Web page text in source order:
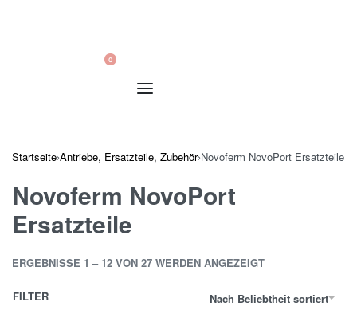
0
Startseite›Antriebe, Ersatzteile, Zubehör›Novoferm NovoPort Ersatzteile
Novoferm NovoPort
Ersatzteile
ERGEBNISSE 1 – 12 VON 27 WERDEN ANGEZEIGT
Nach Beliebtheit sortiert
FILTER